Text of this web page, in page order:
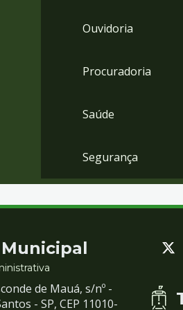
Ouvidoria
Procuradoria
Saúde
Segurança
Municipal
de Mauá, s/nº -
- SP, CEP 11010-